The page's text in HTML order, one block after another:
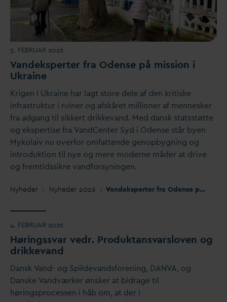
5. FEBRUAR 2026
Vandeksperter fra Odense på mission i
Ukraine
Krigen i Ukraine har lagt store dele af den kritiske
infrastruktur i ruiner og afskåret millioner af mennesker
fra adgang til sikkert drikkevand. Med dansk statsstøtte
og ekspertise fra VandCenter Syd i Odense står byen
Mykolaiv nu overfor omfattende genopbygning og
introduktion til nye og mere moderne måder at drive
og fremtidssikre vandforsyningen.
Nyheder Nyheder 2026 Vandeksperter fra Odense på mission i Ukraine
4. FEBRUAR 2026
Høringssvar vedr. Produktansvarsloven og
drikkevand
Dansk Vand- og Spildevandsforening, DANVA, og
Danske Vandværker ønsker at bidrage til
høringsprocessen i håb om, at der i